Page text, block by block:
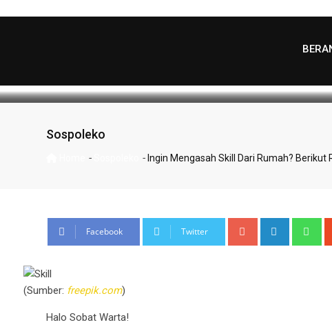
Yang Bisa Kamu
Sospoleko
- - Ingin Mengasah Skill Dari Rumah?
Facebook Twitter
(Sumber: freepik.com)
Halo Sobat Warta!